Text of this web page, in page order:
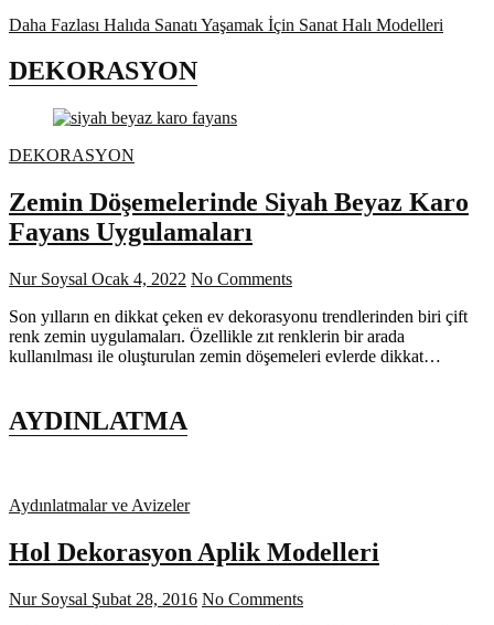
Daha Fazlası Halıda Sanatı Yaşamak İçin Sanat Halı Modelleri
DEKORASYON
DEKORASYON
Zemin Döşemelerinde Siyah Beyaz Karo
Fayans Uygulamaları
Nur Soysal Ocak 4, 2022 No Comments
Son yılların en dikkat çeken ev dekorasyonu trendlerinden biri çift
renk zemin uygulamaları. Özellikle zıt renklerin bir arada
kullanılması ile oluşturulan zemin döşemeleri evlerde dikkat…
AYDINLATMA
Aydınlatmalar ve Avizeler
Hol Dekorasyon Aplik Modelleri
Nur Soysal Şubat 28, 2016 No Comments